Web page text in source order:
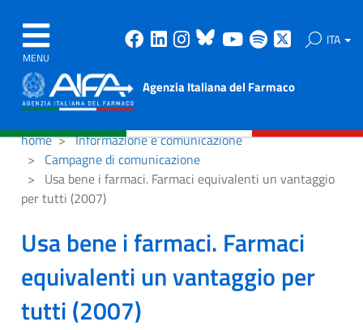
MENU
Facebook
Linkedin
Instagram
Bluesky
Youtube
Spotify ITA
Agenzia Italiana del Farmaco
home
Informazione e comunicazione
Campagne di comunicazione
Usa bene i farmaci. Farmaci equivalenti un vantaggio
per tutti (2007)
Usa bene i farmaci. Farmaci
equivalenti un vantaggio per
tutti (2007)